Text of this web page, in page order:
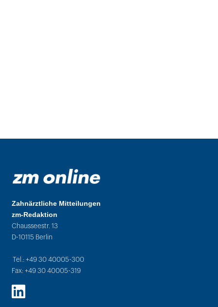
Zahnärztliche Mitteilungen
zm-Redaktion
Chausseestr. 13
D-10115 Berlin
Tel.: +49 30 40005-300
Fax: +49 30 40005-319
LinkedIn